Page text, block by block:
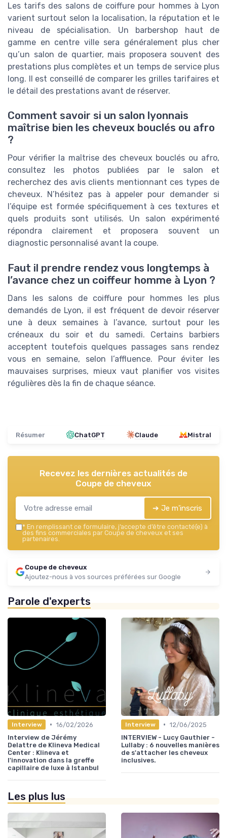
Les tarifs des salons de coiffure pour hommes à Lyon
varient surtout selon la localisation, la réputation et le
niveau de spécialisation. Un barbershop haut de
gamme en centre ville sera généralement plus cher
qu’un salon de quartier, mais proposera souvent des
prestations plus complètes et un temps de service plus
long. Il est conseillé de comparer les grilles tarifaires et
le détail des prestations avant de réserver.
Comment savoir si un salon lyonnais
maîtrise bien les cheveux bouclés ou afro
?
Pour vérifier la maîtrise des cheveux bouclés ou afro,
consultez les photos publiées par le salon et
recherchez des avis clients mentionnant ces types de
cheveux. N’hésitez pas à appeler pour demander si
l’équipe est formée spécifiquement à ces textures et
quels produits sont utilisés. Un salon expérimenté
répondra clairement et proposera souvent un
diagnostic personnalisé avant la coupe.
Faut il prendre rendez vous longtemps à
l’avance chez un coiffeur homme à Lyon ?
Dans les salons de coiffure pour hommes les plus
demandés de Lyon, il est fréquent de devoir réserver
une à deux semaines à l’avance, surtout pour les
créneaux du soir et du samedi. Certains barbiers
acceptent toutefois quelques passages sans rendez
vous en semaine, selon l’affluence. Pour éviter les
mauvaises surprises, mieux vaut planifier vos visites
régulières dès la fin de chaque séance.
Résumer ChatGPT Claude Mistral
Recevez les dernières actualités de
Coupe de cheveux
➔ Je m'inscris
* En remplissant ce formulaire, j’accepte d’être contacté(e) à
des fins commerciales par Coupe de cheveux et ses
partenaires.
Coupe de cheveux
Ajoutez-nous à vos sources préférées sur Google
Parole d'experts
Interview • 16/02/2026
Interview de Jérémy
Delattre de Klineva Medical
Center : Klineva et
l'innovation dans la greffe
capillaire de luxe à Istanbul
Interview • 12/06/2025
INTERVIEW - Lucy Gauthier -
Lullaby : 6 nouvelles manières
de s'attacher les cheveux
inclusives.
Les plus lus